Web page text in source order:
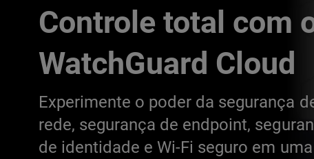
Controle total com
WatchGuard Cloud
Experimente o poder da segurança
rede, segurança de endpoint,
de identidade e Wi-Fi seguro em uma